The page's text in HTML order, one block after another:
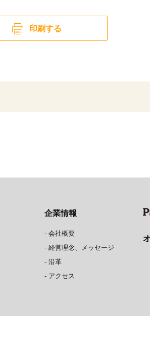
印刷する
企業情報
- 会社概要
- 経営理念、メッセージ
- 沿革
- アクセス